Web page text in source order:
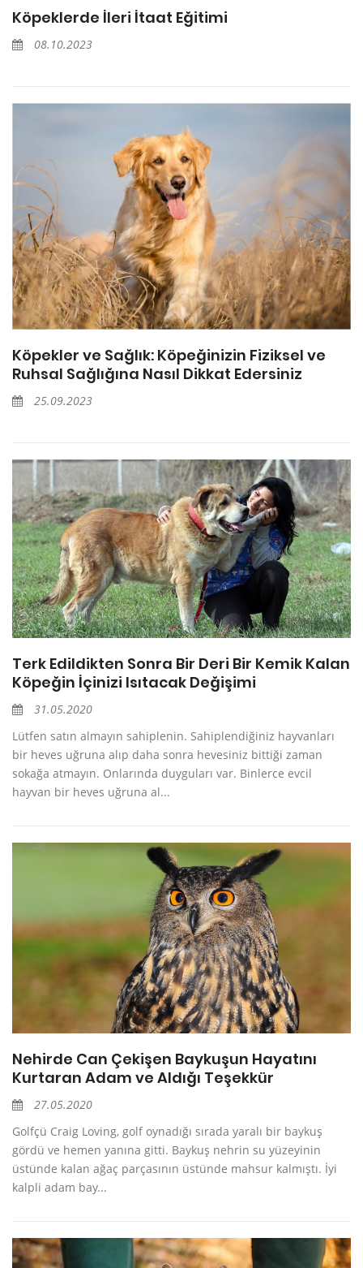
Köpeklerde İleri İtaat Eğitimi
08.10.2023
Köpekler ve Sağlık: Köpeğinizin Fiziksel ve
Ruhsal Sağlığına Nasıl Dikkat Edersiniz
25.09.2023
Terk Edildikten Sonra Bir Deri Bir Kemik Kalan
Köpeğin İçinizi Isıtacak Değişimi
31.05.2020
Lütfen satın almayın sahiplenin. Sahiplendiğiniz hayvanları
bir heves uğruna alıp daha sonra hevesiniz bittiği zaman
sokağa atmayın. Onlarında duyguları var. Binlerce evcil
hayvan bir heves uğruna al...
Nehirde Can Çekişen Baykuşun Hayatını
Kurtaran Adam ve Aldığı Teşekkür
27.05.2020
Golfçü Craig Loving, golf oynadığı sırada yaralı bir baykuş
gördü ve hemen yanına gitti. Baykuş nehrin su yüzeyinin
üstünde kalan ağaç parçasının üstünde mahsur kalmıştı. İyi
kalpli adam bay...